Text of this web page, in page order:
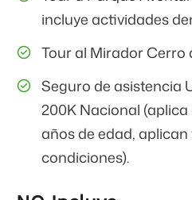
incluye actividades
Tour al Mirador Cerro
Seguro de asistencia
200K Nacional
años de edad,
condiciones).